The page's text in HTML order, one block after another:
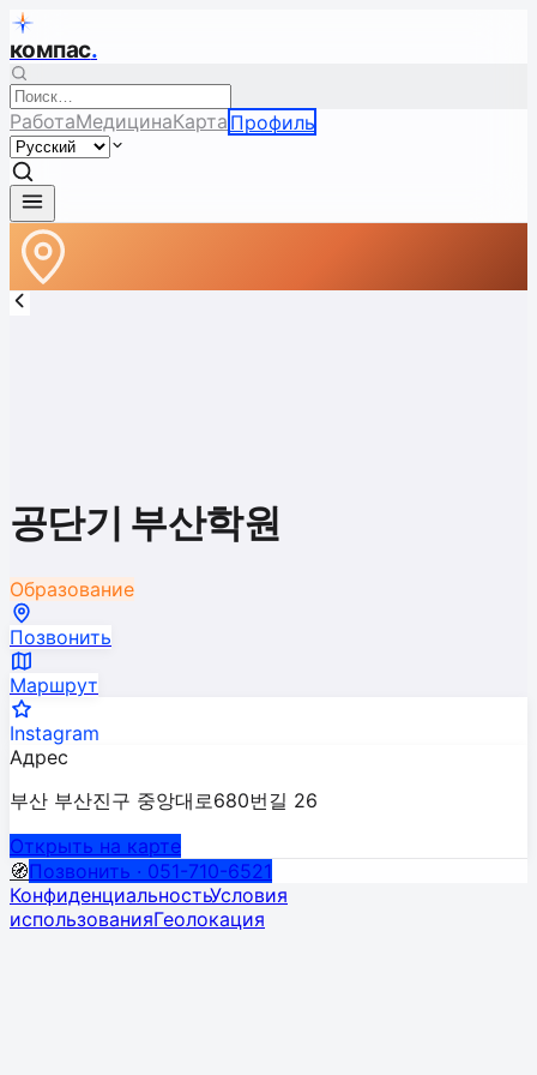
компас.
РаботаМедицинаКарта Профиль
공단기 부산학원
Образование
Позвонить
Маршрут
Instagram
Адрес
부산 부산진구 중앙대로680번길 26
Открыть на карте
🧭Позвонить · 051-710-6521
КонфиденциальностьУсловия
использованияГеолокация